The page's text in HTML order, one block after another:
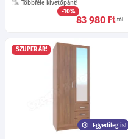
Többféle kivetőpánt!
-10%
83 980 Ft-tól
SZUPER ÁR!
Egyedileg is!